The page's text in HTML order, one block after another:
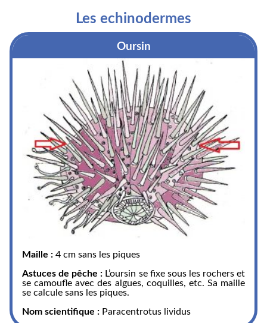
Les echinodermes
Oursin
Maille : 4 cm sans les piques
Astuces de pêche : L’oursin se fixe sous les rochers et
se camoufle avec des algues, coquilles, etc. Sa maille
se calcule sans les piques.
Nom scientifique : Paracentrotus lividus